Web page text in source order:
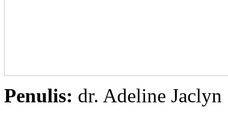
Penulis: dr. Adeline Jaclyn